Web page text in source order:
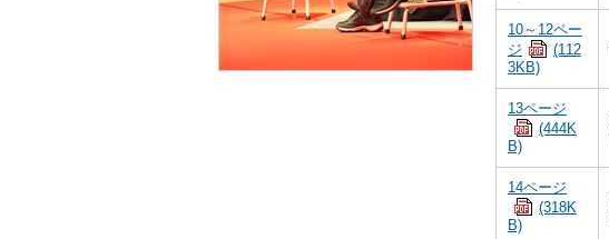
10～12ペー
ジ
(112
3KB)
13ページ
(444K
B)
14ページ
(318K
B)